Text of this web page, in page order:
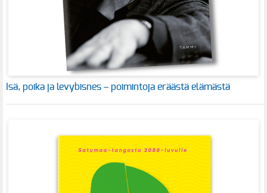
Isä, poika ja levybisnes – poimintoja eräästä elämästä